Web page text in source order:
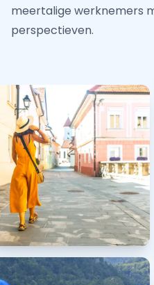
meertalige werknemers
perspectieven.